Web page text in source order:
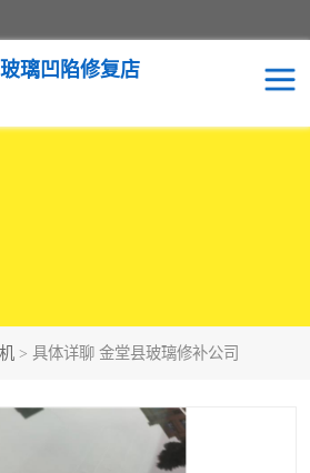
璃凹陷修复店
> 具体详聊 金堂县玻璃修补公司